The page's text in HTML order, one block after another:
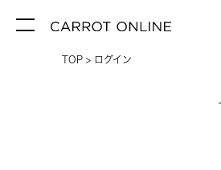
TOP ログイン